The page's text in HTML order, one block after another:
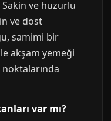
ve huzurlu
ve dost
samimi bir
akşam yemeği
var mı?